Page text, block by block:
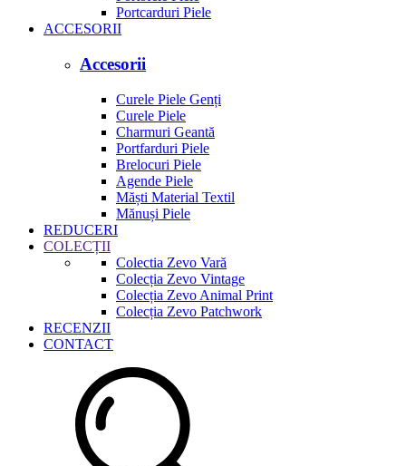
Portcarduri Piele
ACCESORII
Accesorii
Curele Piele Genți
Curele Piele
Charmuri Geantă
Portfarduri Piele
Brelocuri Piele
Agende Piele
Măști Material Textil
Mănuși Piele
REDUCERI
COLECȚII
Colectia Zevo Vară
Colecția Zevo Vintage
Colecția Zevo Animal Print
Colecția Zevo Patchwork
RECENZII
CONTACT